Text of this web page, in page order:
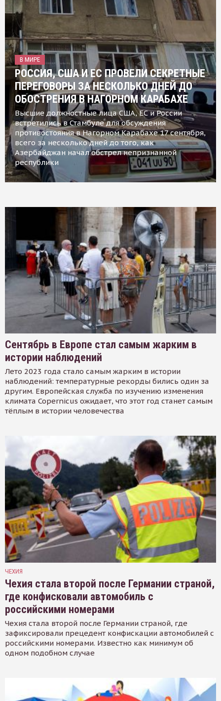
В МИРЕ
РОССИЯ, США И ЕС ПРОВЕЛИ СЕКРЕТНЫЕ
ПЕРЕГОВОРЫ ЗА НЕСКОЛЬКО ДНЕЙ ДО
ОБОСТРЕНИЯ В НАГОРНОМ КАРАБАХЕ
Высшие должностные лица США, ЕС и России
встретились в Стамбуле для обсуждения
противостояния в Нагорном Карабахе 17 сентября,
всего за несколько дней до того, как
Азербайджан начал обстрел непризнанной
республики
Сентябрь в Европе стал самым жарким в
истории наблюдений
Лето 2023 года стало самым жарким в истории
наблюдений: температурные рекорды бились один за
другим. Европейская служба по изучению изменения
климата Copernicus ожидает, что этот год станет самым
тёплым в истории человечества
ЧЕХИЯ
Чехия стала второй после Германии страной,
где конфисковали автомобиль с
российскими номерами
Чехия стала второй после Германии страной, где
зафиксировали прецедент конфискации автомобилей с
российскими номерами. Известно как минимум об
одном подобном случае